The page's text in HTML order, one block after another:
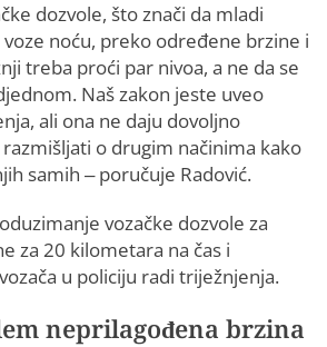
dozvole, što znači da mladi
noću, preko određene brzine i
treba proći par nivoa, a ne da se
Naš zakon jeste uveo
ali ona ne daju dovoljno
o drugim načinima kako
samih – poručuje Radović.
vozačke dozvole za
za 20 kilometara na čas i
u policiju radi triježnjenja.
neprilagođena brzina